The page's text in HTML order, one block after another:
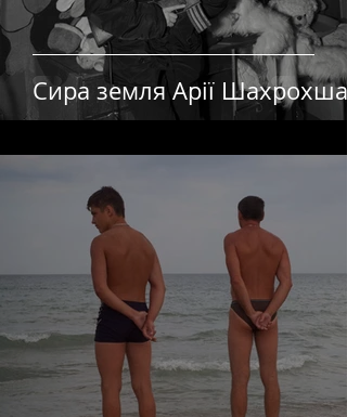
Сира земля Арії